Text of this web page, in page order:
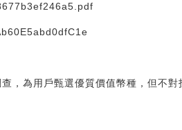
，為用戶甄選優質價值幣種，但不對